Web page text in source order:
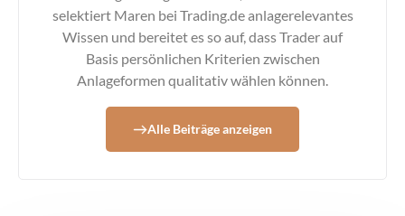
selektiert Maren bei Trading.de anlagerelevantes
Wissen und bereitet es so auf, dass Trader auf
Basis persönlichen Kriterien zwischen
Anlageformen qualitativ wählen können.
Alle Beiträge anzeigen